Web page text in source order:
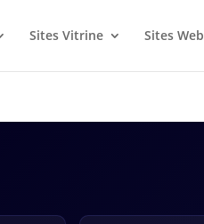
Sites Vitrine Sites Web